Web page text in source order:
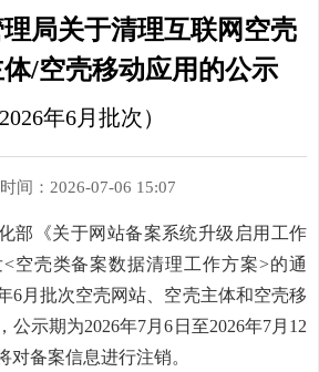
局关于清理互联网空壳
/空壳移动应用的公示
2026年6月批次）
间：2026-07-06 15:07
部《关于网站备案系统升级启用工作
空壳类备案数据清理工作方案>的通
6月批次空壳网站、空壳主体和空壳移
公示期为2026年7月6日至2026年7月12
对备案信息进行注销。